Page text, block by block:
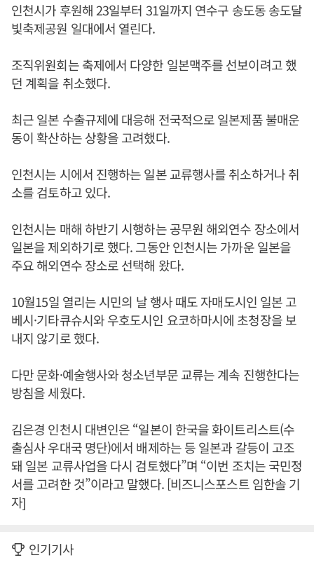
인천시가 후원해 23일부터 31일까지 연수구 송도동 송도달
빛축제공원 일대에서 열린다.
조직위원회는 축제에서 다양한 일본맥주를 선보이려고 했
던 계획을 취소했다.
최근 일본 수출규제에 대응해 전국적으로 일본제품 불매운
동이 확산하는 상황을 고려했다.
인천시는 시에서 진행하는 일본 교류행사를 취소하거나 취
소를 검토하고 있다.
인천시는 매해 하반기 시행하는 공무원 해외연수 장소에서
일본을 제외하기로 했다. 그동안 인천시는 가까운 일본을
주요 해외연수 장소로 선택해 왔다.
10월15일 열리는 시민의 날 행사 때도 자매도시인 일본 고
베시·기타큐슈시와 우호도시인 요코하마시에 초청장을 보
내지 않기로 했다.
다만 문화·예술행사와 청소년부문 교류는 계속 진행한다는
방침을 세웠다.
김은경 인천시 대변인은 “일본이 한국을 화이트리스트(수
출심사 우대국 명단)에서 배제하는 등 일본과 갈등이 고조
돼 일본 교류사업을 다시 검토했다”며 “이번 조치는 국민정
서를 고려한 것”이라고 말했다. [비즈니스포스트 임한솔 기
자]
인기기사